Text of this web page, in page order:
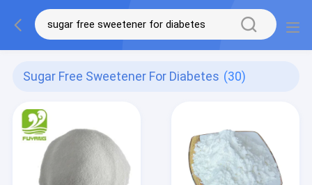
Sugar Free Sweetener For Diabetes (30)